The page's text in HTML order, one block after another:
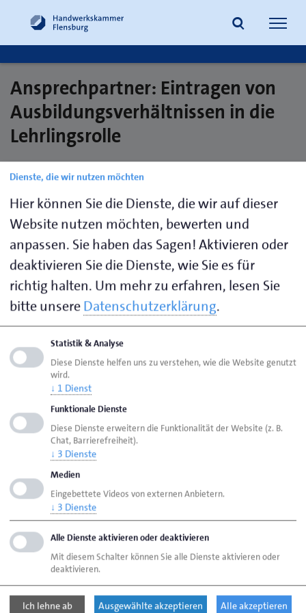
Suche
Ansprechpartner: Eintragen von
Ausbildungsverhältnissen in die
Lehrlingsrolle
Hansen,
Sara
0461 866-
146
sara.hansen@hwk-
flensburg.de
Jöns,
Alina
0461 866-
207
a.joens@hwk-
flensburg.de
Maksymiw,
Bianca
0461 866-
156
b.maksymiw@hwk-
flensburg.de
Seite empfehlen
Seite drucken
Seite aktualisiert am 07. Aug. 2026
Handwerkskammer Flensburg
Bereiche
Eintragen von Ausbildungsverhältnissen in die
Lehrlingsrolle
Johanniskirchhof 1-7
24937 Flensburg
Dienste, die wir nutzen möchten
Hier können Sie die Dienste, die wir auf dieser
Website nutzen möchten, bewerten und
anpassen. Sie haben das Sagen! Aktivieren oder
deaktivieren Sie die Dienste, wie Sie es für
richtig halten. Um mehr zu erfahren, lesen Sie
bitte unsereDatenschutzerklärung.
Statistik & Analyse
Diese Dienste helfen uns zu verstehen, wie die Website genutzt
wird.
↓ 1 Dienst
Funktionale Dienste
Diese Dienste erweitern die Funktionalität der Website (z. B.
Chat, Barrierefreiheit).
↓ 3 Dienste
Medien
Eingebettete Videos von externen Anbietern.
↓ 3 Dienste
Alle Dienste aktivieren oder deaktivieren
Mit diesem Schalter können Sie alle Dienste aktivieren oder
deaktivieren.
Ich lehne ab Ausgewählte akzeptieren Alle akzeptieren